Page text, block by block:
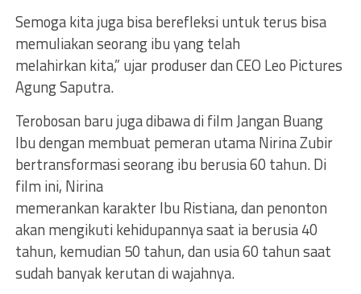
Semoga kita juga bisa berefleksi untuk terus bisa
memuliakan seorang ibu yang telah
melahirkan kita,” ujar produser dan CEO Leo Pictures
Agung Saputra.
Terobosan baru juga dibawa di film Jangan Buang
Ibu dengan membuat pemeran utama Nirina Zubir
bertransformasi seorang ibu berusia 60 tahun. Di
film ini, Nirina
memerankan karakter Ibu Ristiana, dan penonton
akan mengikuti kehidupannya saat ia berusia 40
tahun, kemudian 50 tahun, dan usia 60 tahun saat
sudah banyak kerutan di wajahnya.